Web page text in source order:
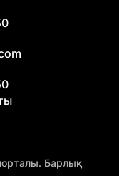
Барлық